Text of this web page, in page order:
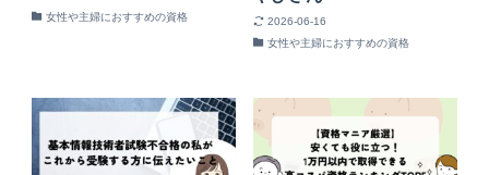
女性や主婦におすすめの資格
2026-06-16
女性や主婦におすすめの資格